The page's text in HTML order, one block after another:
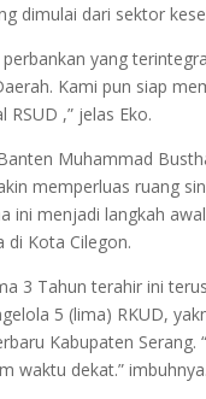
dimulai dari sektor
yang
Kami pun siap
,” jelas Eko.
Muhammad
memperluas ruang
ini menjadi langkah
di Kota Cilegon.
3 Tahun terahir ini
5 (lima) RKUD,
Kabupaten Serang.
waktu dekat.” imbuhnya.